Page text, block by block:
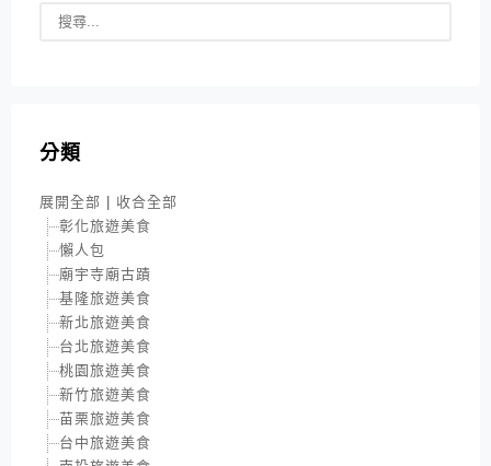
分類
展開全部
收合全部
彰化旅遊美食
懶人包
廟宇寺廟古蹟
基隆旅遊美食
新北旅遊美食
台北旅遊美食
桃園旅遊美食
新竹旅遊美食
苗栗旅遊美食
台中旅遊美食